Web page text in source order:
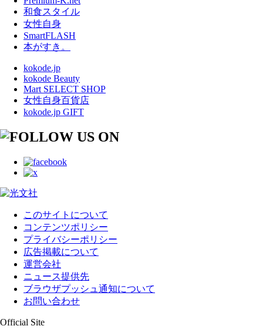
和食スタイル
女性自身
SmartFLASH
本がすき。
kokode.jp
kokode Beauty
Mart SELECT SHOP
女性自身百貨店
kokode.jp GIFT
このサイトについて
コンテンツポリシー
プライバシーポリシー
広告掲載について
運営会社
ニュース提供先
ブラウザプッシュ通知について
お問い合わせ
Official Site